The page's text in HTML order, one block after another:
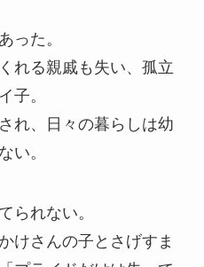
った。
れる親戚も失い、孤立
子。
れ、日々の暮らしは幼
い。
られない。
けさんの子とさげすま